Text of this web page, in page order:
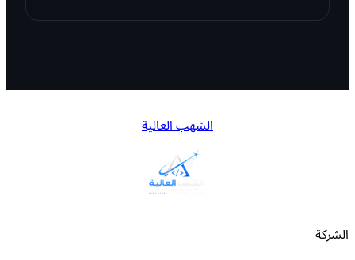
الشهب العالية
الشركة